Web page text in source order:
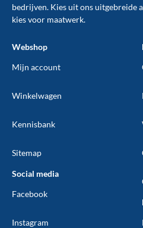
bedrijven. Kies uit ons uitgebreide
kies voor maatwerk.
Webshop
Mijn account
Winkelwagen
Kennisbank
Sitemap
Social media
Facebook
Instagram